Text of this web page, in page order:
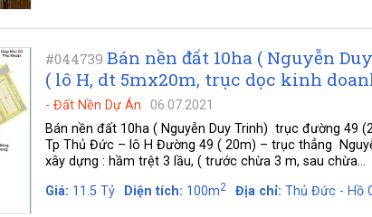
#044739 Bán nền đất 10ha ( Nguyễn
( lô H, dt 5mx20m, trục dọc kinh
- Đất Nền Dự Án
06.07.2021
Bán nền đất 10ha ( Nguyễn Duy Trinh) trục đường 49
Tp Thủ Đức – lô H Đường 49 ( 20m) – trục thẳng
xây dựng : hầm trệt 3 lầu, ( trước chừa 3 m, sau chừa...
Giá: 11.5 Tỷ Diện tích: 100m2 Địa chỉ: Thủ Đức - Hồ